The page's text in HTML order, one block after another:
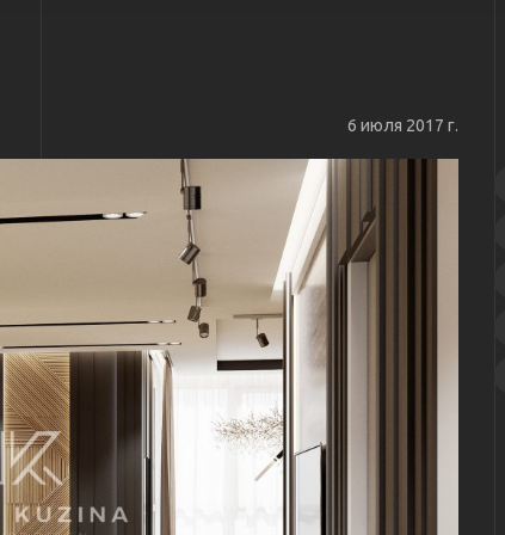
6 июля 2017 г.